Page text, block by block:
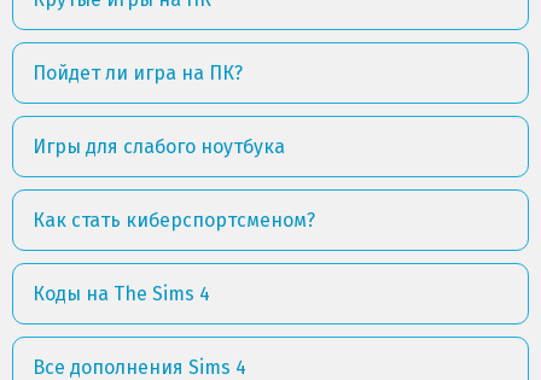
Пойдет ли игра на ПК?
Игры для слабого ноутбука
Как стать киберспортсменом?
Коды на The Sims 4
Все дополнения Sims 4